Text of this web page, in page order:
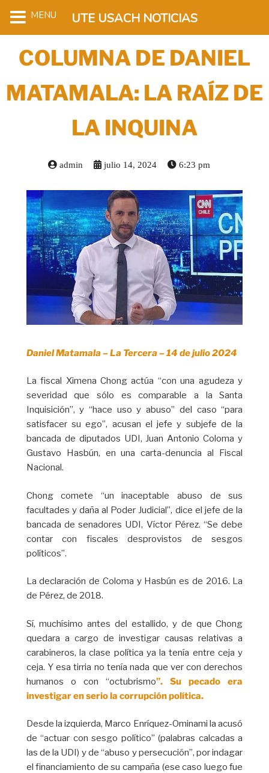
COLUMNA DE DANIEL
MATAMALA: LA RAÍZ DE
LA INQUINA
admin julio 14, 2024 6:23 pm
Daniel Matamala – La Tercera – 14 de julio 2024
La fiscal Ximena Chong actúa “con una agudeza y
severidad que sólo es comparable a la Santa
Inquisición”, y “hace uso y abuso” del caso “para
satisfacer su ego”, acusan el jefe y subjefe de la
bancada de diputados UDI, Juan Antonio Coloma y
Gustavo Hasbún, en una carta-denuncia al Fiscal
Nacional.
Chong comete “un inaceptable abuso de sus
facultades y daña al Poder Judicial”, dice el jefe de la
bancada de senadores UDI, Víctor Pérez. “Se debe
contar con fiscales desprovistos de sesgos
políticos”.
La declaración de Coloma y Hasbún es de 2016. La
de Pérez, de 2018.
Sí, muchísimo antes del estallido, y de que Chong
quedara a cargo de investigar causas relativas a
carabineros, la clase política ya la tenía entre ceja y
ceja. Y esa tirria no tenía nada que ver con derechos
humanos o con “octubrismo”. Su pecado era
investigar en serio la corrupción política.
Desde la izquierda, Marco Enríquez-Ominami la acusó
de “actuar con sesgo político” (palabras calcadas a
las de la UDI) y de “abuso y persecución”, por indagar
el financiamiento de su campaña (ese caso luego fue
MENU UTE USACH NOTICIAS